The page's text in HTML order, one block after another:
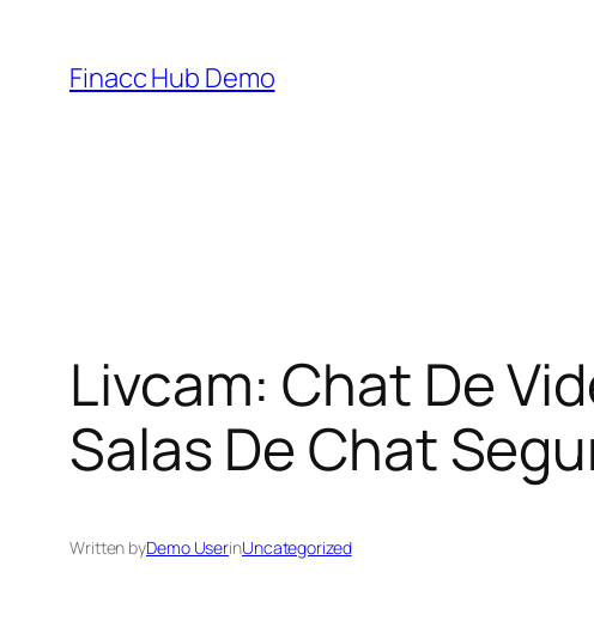
content
Finacc Hub Demo
Livcam: Chat De
Salas De Chat
Written byDemo UserinUncategorized